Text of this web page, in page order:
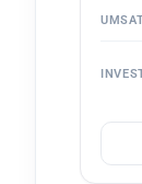
nicht
oder